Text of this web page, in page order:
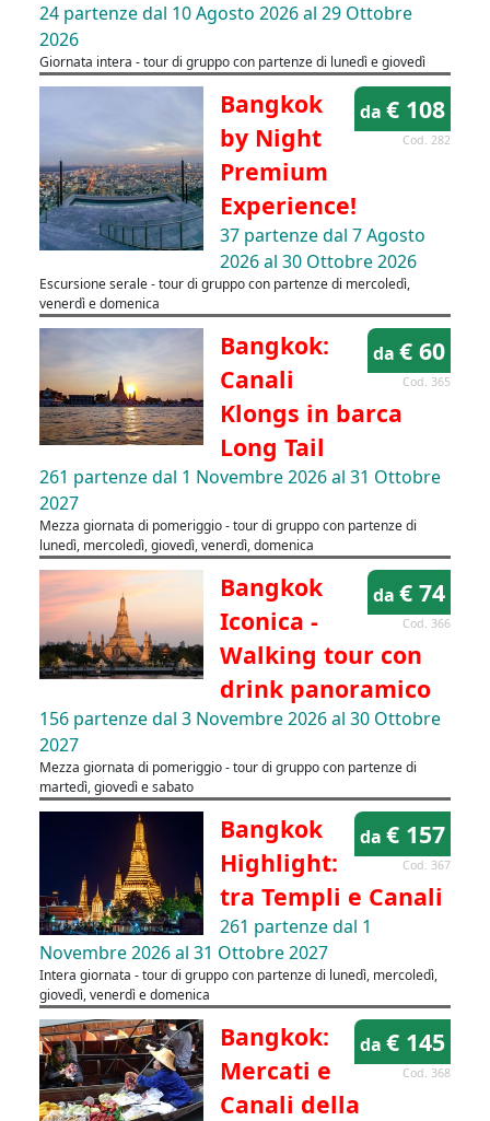
24 partenze dal 10 Agosto 2026 al 29 Ottobre
2026
Giornata intera - tour di gruppo con partenze di lunedì e giovedì
da € 108
Cod. 282
Bangkok
by Night
Premium
Experience!
37 partenze dal 7 Agosto
2026 al 30 Ottobre 2026
Escursione serale - tour di gruppo con partenze di mercoledì,
venerdì e domenica
da € 60
Cod. 365
Bangkok:
Canali
Klongs in barca
Long Tail
261 partenze dal 1 Novembre 2026 al 31 Ottobre
2027
Mezza giornata di pomeriggio - tour di gruppo con partenze di
lunedì, mercoledì, giovedì, venerdì, domenica
da € 74
Cod. 366
Bangkok
Iconica -
Walking tour con
drink panoramico
156 partenze dal 3 Novembre 2026 al 30 Ottobre
2027
Mezza giornata di pomeriggio - tour di gruppo con partenze di
martedì, giovedì e sabato
da € 157
Cod. 367
Bangkok
Highlight:
tra Templi e Canali
261 partenze dal 1
Novembre 2026 al 31 Ottobre 2027
Intera giornata - tour di gruppo con partenze di lunedì, mercoledì,
giovedì, venerdì e domenica
da € 145
Cod. 368
Bangkok:
Mercati e
Canali della